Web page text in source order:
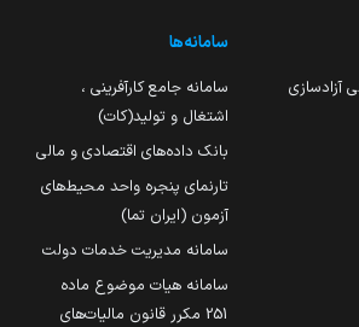
آزادسازی
سامانه‌ها
سامانه جامع کارآفرینی ،
اشتغال و تولید(کات)
بانک داده‌های اقتصادی و مالی
تارنمای پنجره واحد محیط‌های
آزمون (ایران تما)
سامانه مدیریت خدمات دولت
سامانه هیات موضوع ماده
251 مکرر قانون مالیات‌های